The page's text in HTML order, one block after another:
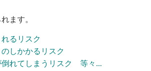
ます。
るリスク
しかかるリスク
れてしまうリスク 等々...